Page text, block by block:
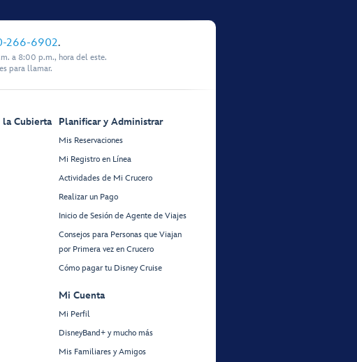
266-6902.
a 8:00 p.m., hora del este.
para llamar.
la Cubierta Planificar y Administrar
Mis Reservaciones
Mi Registro en Línea
Actividades de Mi Crucero
Realizar un Pago
Inicio de Sesión de Agente de Viajes
Consejos para Personas que Viajan
por Primera vez en Crucero
Cómo pagar tu Disney Cruise
Mi Cuenta
Mi Perfil
DisneyBand+ y mucho más
Mis Familiares y Amigos